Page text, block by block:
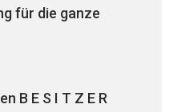
für die ganze
B E S I T Z E R